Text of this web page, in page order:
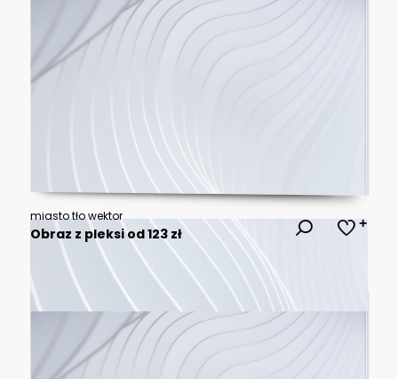
miasto tło wektor
Obraz z pleksi od 123 zł